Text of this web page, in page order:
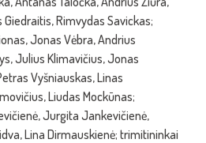
Rimvydas Savickas;
Jonas Vėbra, Andrius
Julius Klimavičius, Jonas
Vyšniauskas, Linas
Liudas Mockūnas;
Jurgita Jankevičienė,
Lina Dirmauskienė; trimitininkai